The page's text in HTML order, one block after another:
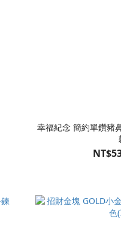
幸福紀念 簡約單鑽豬